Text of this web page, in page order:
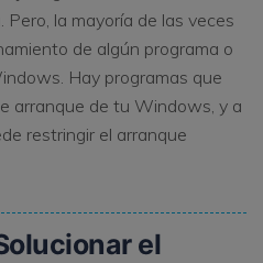
la mayoría de las veces
de algún programa o
Hay programas que
arranque de tu Windows, y a
restringir el arranque
el